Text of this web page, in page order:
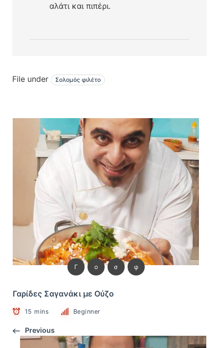
αλάτι και πιπέρι.
File under Σολομός φιλέτο
Γ ο σ φ
Γαρίδες Σαγανάκι με Ούζο
15 mins Beginner
Previous